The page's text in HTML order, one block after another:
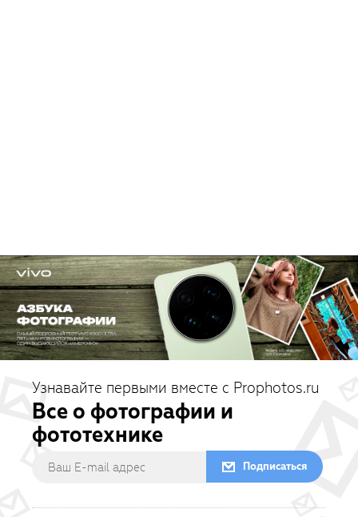
Узнавайте первыми вместе с Prophotos.ru
Все о фотографии и
фототехнике
Подписаться